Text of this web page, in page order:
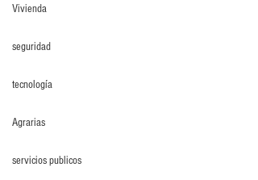
Vivienda
seguridad
tecnología
Agrarias
servicios publicos